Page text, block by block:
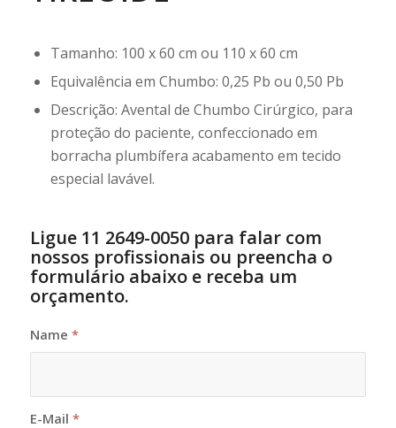
Tamanho: 100 x 60 cm ou 110 x 60 cm
Equivalência em Chumbo: 0,25 Pb ou 0,50 Pb
Descrição: Avental de Chumbo Cirúrgico, para
proteção do paciente, confeccionado em
borracha plumbífera acabamento em tecido
especial lavável.
Ligue 11 2649-0050 para falar com
nossos profissionais ou preencha o
formulário abaixo e receba um
orçamento.
Name *
E-Mail *